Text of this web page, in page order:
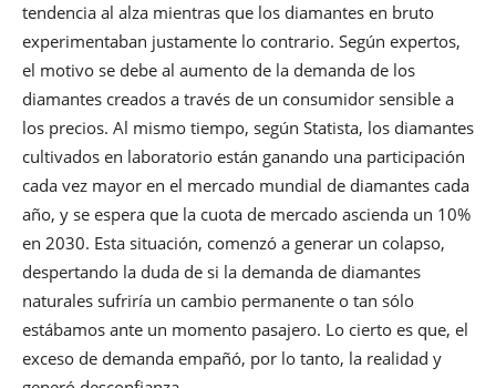
tendencia al alza mientras que los diamantes en bruto
experimentaban justamente lo contrario. Según expertos,
el motivo se debe al aumento de la demanda de los
diamantes creados a través de un consumidor sensible a
los precios. Al mismo tiempo, según Statista, los diamantes
cultivados en laboratorio están ganando una participación
cada vez mayor en el mercado mundial de diamantes cada
año, y se espera que la cuota de mercado ascienda un 10%
en 2030. Esta situación, comenzó a generar un colapso,
despertando la duda de si la demanda de diamantes
naturales sufriría un cambio permanente o tan sólo
estábamos ante un momento pasajero. Lo cierto es que, el
exceso de demanda empañó, por lo tanto, la realidad y